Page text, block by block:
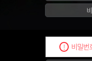
! 비밀번